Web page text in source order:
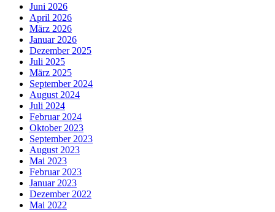
Juni 2026
April 2026
März 2026
Januar 2026
Dezember 2025
Juli 2025
März 2025
September 2024
August 2024
Juli 2024
Februar 2024
Oktober 2023
September 2023
August 2023
Mai 2023
Februar 2023
Januar 2023
Dezember 2022
Mai 2022